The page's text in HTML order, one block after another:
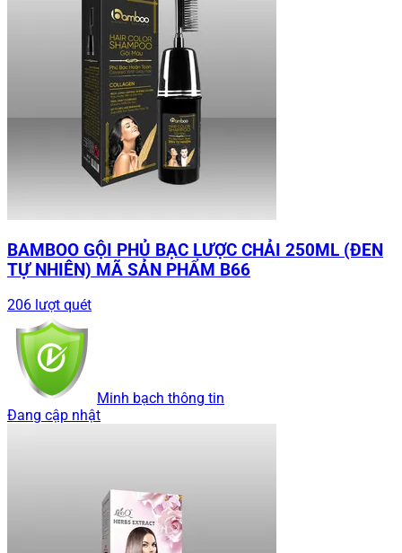
BAMBOO GỘI PHỦ BẠC LƯỢC CHẢI 250ML (ĐEN
TỰ NHIÊN) MÃ SẢN PHẨM B66
206 lượt quét
Minh bạch thông tin
Đang cập nhật